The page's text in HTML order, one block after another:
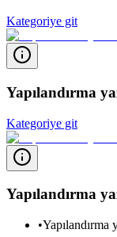
Kategoriye git
Yapılandırma
Kategoriye git
Yapılandırma
•Yapılandırma